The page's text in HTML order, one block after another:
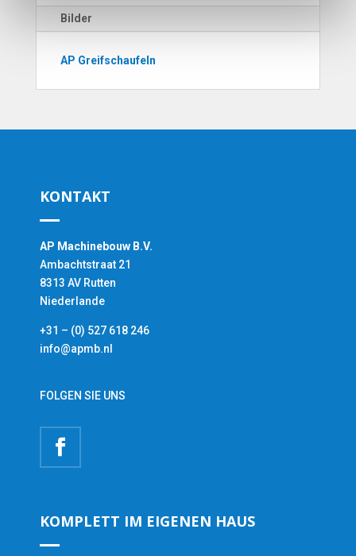
Bilder
AP Greifschaufeln
KONTAKT
AP Machinebouw B.V.
Ambachtstraat 21
8313 AV Rutten
Niederlande
+31 – (0) 527 618 246
info@apmb.nl
FOLGEN SIE UNS
KOMPLETT IM EIGENEN HAUS